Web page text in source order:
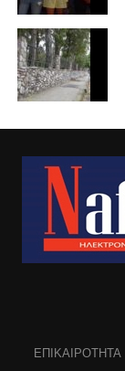
ΕΠΙΚΑΙΡΟΤΗΤΑ